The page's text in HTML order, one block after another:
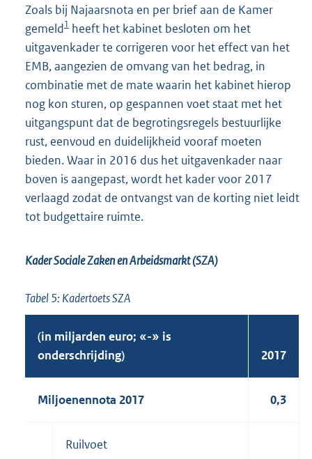
Zoals bij Najaarsnota en per brief aan de Kamer
gemeld1 heeft het kabinet besloten om het
uitgavenkader te corrigeren voor het effect van het
EMB, aangezien de omvang van het bedrag, in
combinatie met de mate waarin het kabinet hierop
nog kon sturen, op gespannen voet staat met het
uitgangspunt dat de begrotingsregels bestuurlijke
rust, eenvoud en duidelijkheid vooraf moeten
bieden. Waar in 2016 dus het uitgavenkader naar
boven is aangepast, wordt het kader voor 2017
verlaagd zodat de ontvangst van de korting niet leidt
tot budgettaire ruimte.
Kader Sociale Zaken en Arbeidsmarkt (SZA)
Tabel 5: Kadertoets SZA
(in miljarden euro; «-» is
onderschrijding)
2017
Miljoenennota 2017 0,3
Ruilvoet